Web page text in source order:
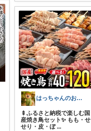
はっちゃんのお店😋
🍢ふるさと納税で楽しむ国
産焼き鳥セット✨ もも・せ
せり・皮・ぼ ...